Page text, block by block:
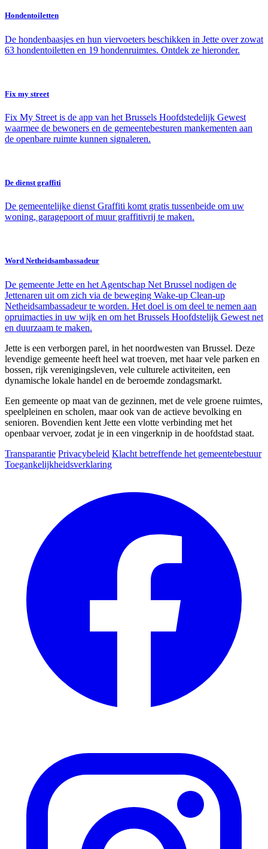
Hondentoiletten
De hondenbaasjes en hun viervoeters beschikken in Jette over zowat
63 hondentoiletten en 19 hondenruimtes. Ontdek ze hieronder.
Fix my street
Fix My Street is de app van het Brussels Hoofdstedelijk Gewest
waarmee de bewoners en de gemeentebesturen mankementen aan
de openbare ruimte kunnen signaleren.
De dienst graffiti
De gemeentelijke dienst Graffiti komt gratis tussenbeide om uw
woning, garagepoort of muur graffitivrij te maken.
Word Netheidsambassadeur
De gemeente Jette en het Agentschap Net Brussel nodigen de
Jettenaren uit om zich via de beweging Wake-up Clean-up
Netheidsambassadeur te worden. Het doel is om deel te nemen aan
opruimacties in uw wijk en om het Brussels Hoofdstelijk Gewest net
en duurzaam te maken.
Jette is een verborgen parel, in het noordwesten van Brussel. Deze
levendige gemeente heeft heel wat troeven, met haar vele parken en
bossen, rijk verenigingsleven, vele culturele activiteiten, een
dynamische lokale handel en de beroemde zondagsmarkt.
Een gemeente op maat van de gezinnen, met de vele groene ruimtes,
speelpleinen en scholen, maar ook van de actieve bevolking en
senioren. Bovendien kent Jette een vlotte verbinding met het
openbaar vervoer, zodat je in een vingerknip in de hoofdstad staat.
Transparantie Privacybeleid Klacht betreffende het gemeentebestuur
Toegankelijkheidsverklaring